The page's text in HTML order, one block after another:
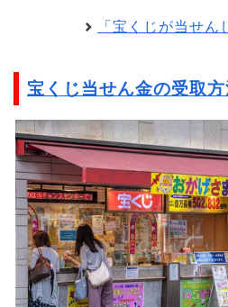
「宝くじが当せ
宝くじ当せん金の受取